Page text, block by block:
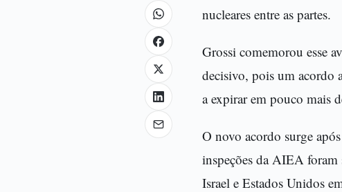
nucleares entre as partes.
Grossi comemorou esse
decisivo, pois um acordo
a expirar em pouco mais
O novo acordo surge
inspeções da AIEA foram
Israel e Estados Unidos